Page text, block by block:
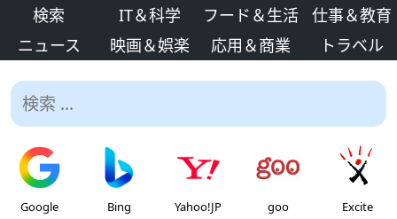
検索
ニュース
IT＆科学
映画＆娯楽
フード＆生活
応用＆商業
仕事＆教育
トラベル
Google Bing Yahoo!JP goo Excite